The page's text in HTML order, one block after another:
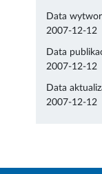
Data
2007-12-12
Data
2007-12-12
Data
2007-12-12